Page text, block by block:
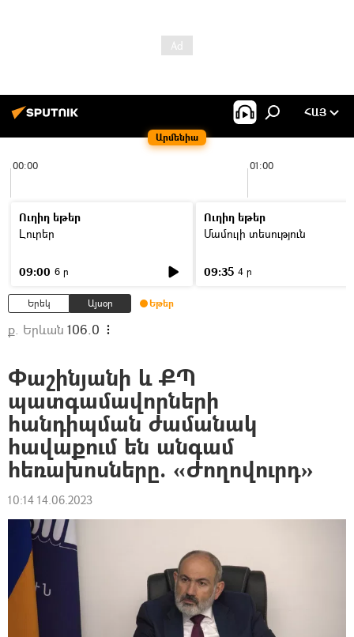
Արմենիա
ՀԱՅ
00:00 01:00
Ուղիղ եթեր
Լուրեր
09:00 6 ր
Ուղիղ եթեր
Մամուլի տեսություն
09:35 4 ր
Երեկ Այսօր Եթեր
ք. Երևան 106.0
Փաշինյանի և ՔՊ
պատգամավորների
հանդիպման ժամանակ
հավաքում են անգամ
հեռախոսները. «Ժողովուրդ»
10:14 14.06.2023